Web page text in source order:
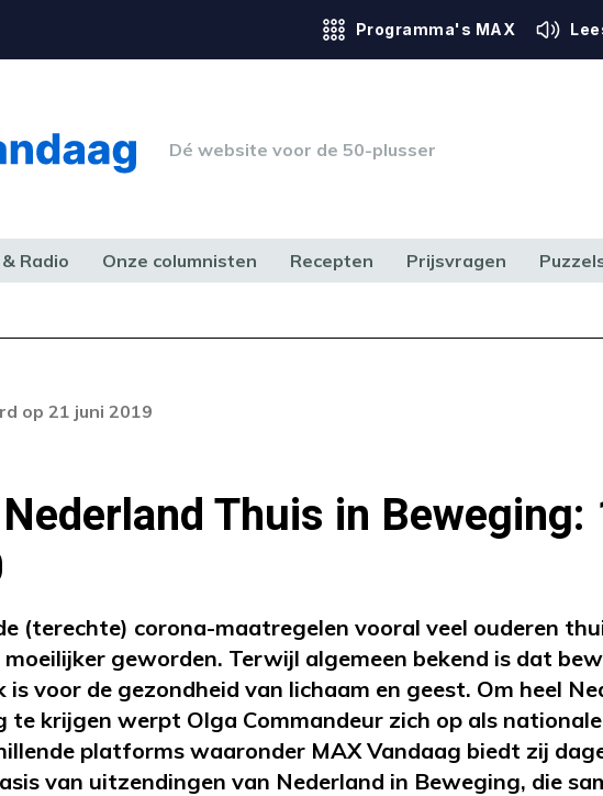
Programma's MAX
Dé website voor de 50-plusser
Radio Onze columnisten Recepten Prijsvragen
op 21 juni 2019
Thuis in Beweging:
(terechte) corona-maatregelen vooral veel ouderen
geworden. Terwijl algemeen bekend is dat
is voor de gezondheid van lichaam en geest. Om heel
te krijgen werpt Olga Commandeur zich op als
platforms waaronder MAX Vandaag biedt zij
van uitzendingen van Nederland in Beweging, die